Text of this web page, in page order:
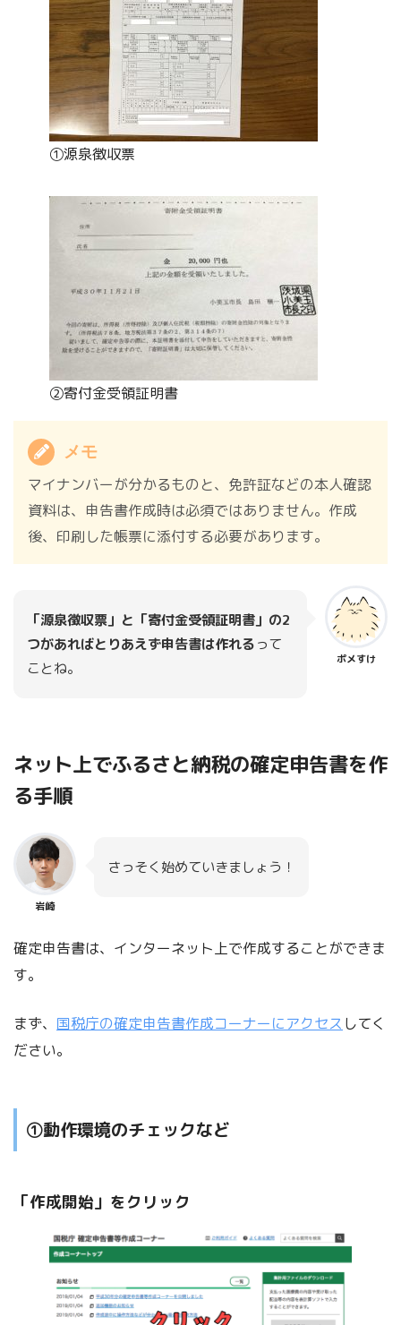
①源泉徴収票
②寄付金受領証明書
メモ
マイナンバーが分かるものと、免許証などの本人確認
資料は、申告書作成時は必須ではありません。作成
後、印刷した帳票に添付する必要があります。
ポメすけ
「源泉徴収票」と「寄付金受領証明書」の2
つがあればとりあえず申告書は作れるって
ことね。
ネット上でふるさと納税の確定申告書を作
る手順
岩崎
さっそく始めていきましょう！
確定申告書は、インターネット上で作成することができま
す。
まず、 国税庁の確定申告書作成コーナーにアクセス してく
ださい。
①動作環境のチェックなど
「作成開始」をクリック